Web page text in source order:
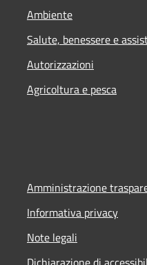
Ambiente
Salute, benessere e
Autorizzazioni
Agricoltura e pesca
Amministrazione
Informativa privacy
Note legali